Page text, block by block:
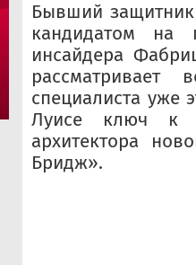
Бывший
кандидатом на
инсайдера
рассматривает
специалиста уже
Луисе ключ к
архитектора
Бридж».